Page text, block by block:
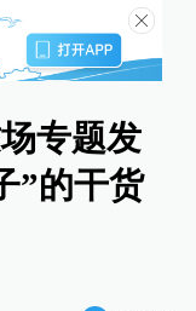
专题发
”的干货